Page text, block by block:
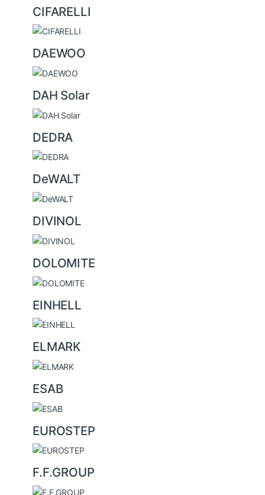
CIFARELLI
DAEWOO
DAH Solar
DEDRA
DeWALT
DIVINOL
DOLOMITE
EINHELL
ELMARK
ESAB
EUROSTEP
F.F.GROUP